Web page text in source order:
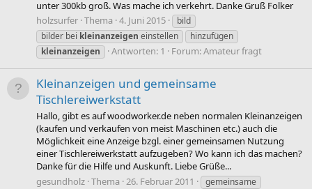
unter 300kb groß. Was mache ich verkehrt. Danke Gruß Folker
holzsurfer Thema 4. Juni 2015
bild
bilder bei kleinanzeigen einstellen
hinzufügen
kleinanzeigen
Antworten: 1 Forum:Amateur fragt
Kleinanzeigen und gemeinsame
Tischlereiwerkstatt
Hallo, gibt es auf woodworker.de neben normalen Kleinanzeigen
(kaufen und verkaufen von meist Maschinen etc.) auch die
Möglichkeit eine Anzeige bzgl. einer gemeinsamen Nutzung
einer Tischlereiwerkstatt aufzugeben? Wo kann ich das machen?
Danke für die Hilfe und Auskunft. Liebe Grüße...
gesundholz Thema 26. Februar 2011
gemeinsame